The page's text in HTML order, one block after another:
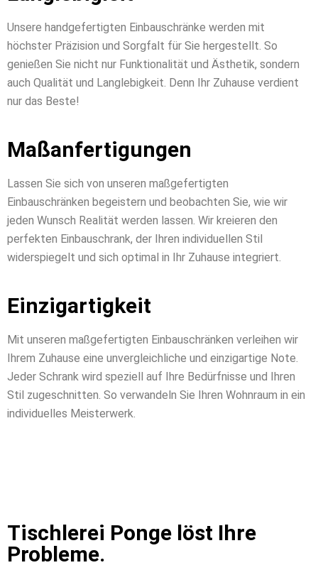
Unsere handgefertigten Einbauschränke werden mit
höchster Präzision und Sorgfalt für Sie hergestellt. So
genießen Sie nicht nur Funktionalität und Ästhetik, sondern
auch Qualität und Langlebigkeit. Denn Ihr Zuhause verdient
nur das Beste!
Maßanfertigungen
Lassen Sie sich von unseren maßgefertigten
Einbauschränken begeistern und beobachten Sie, wie wir
jeden Wunsch Realität werden lassen. Wir kreieren den
perfekten Einbauschrank, der Ihren individuellen Stil
widerspiegelt und sich optimal in Ihr Zuhause integriert.
Einzigartigkeit
Mit unseren maßgefertigten Einbauschränken verleihen wir
Ihrem Zuhause eine unvergleichliche und einzigartige Note.
Jeder Schrank wird speziell auf Ihre Bedürfnisse und Ihren
Stil zugeschnitten. So verwandeln Sie Ihren Wohnraum in ein
individuelles Meisterwerk.
Tischlerei Ponge löst Ihre
Probleme.